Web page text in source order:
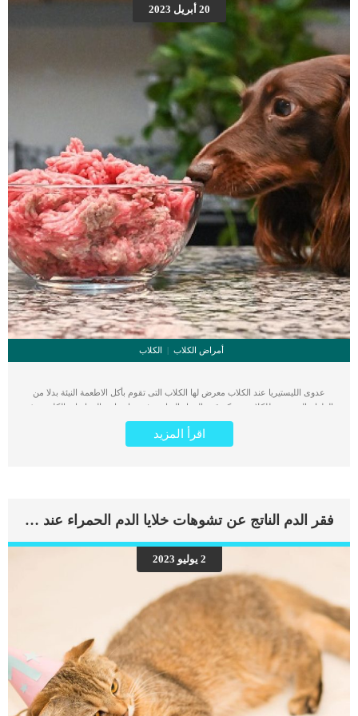
اختلالات تنتقل وراثيًا في الجهاز المناعي تُضعف قدرة الكلب الطبيعية على محاربة العدوى
اعراض ضعف الجهاز المناعى الوراثى عند الكلاب حُمىفقدان الشهية. اقرأ ايضا: أسباب
وعلاج فقدان الشهية في الكلابتضخم العقد الليمفاويةعدوى متكررةردود الفعل الشديدة
للعدوىالآفات الجلديةفقدان […]
20 أبريل 2023
أمراض الكلاب الكلاب
عدوى الليستيريا عند الكلاب معرض لها الكلاب التى تقوم بأكل الاطعمة النيئة بدلا من
الطعام المخصص للكلاب. تتحكم قوة الجهاز المناعى فى زيادة احتمالية اصابة الكلب بهذه
العدوى. كما ان جميع الكلاب معرضة للإصابة ببكتيريا الليستيريا ، لكن الجراء الصغيرة
والكلاب الكبيرة هم أكثر عرضة للإصابة بعدوى شديدة بسبب ضعف جهازهم المناعي.
اضف الى معلوماتك ان الليستيريا هي بكتيريا توجد في الماء والتربة وبعض الحيوانات مثل
لك خطوات الطبيب البيطرى اثناء التشخيص وافضل الطرق العلاجية. اعراض عدوى
حمى وجع العضلات خمول تصلب الرقبة عدم التنسيق التهابات الجلد. اقرأ ايضا: العلاج
الطبيعى لعدوى المسالك البولية عند الكلاب تشخيص الطبيب البيطرى لحالة الكلب
سيقوم الطبيب البيطري بإجراء فحص سريع لكلبك ويطرح أسئلة تتعلق بالنظام الغذائي
والتمارين الرياضية والتغيرات في السلوك. اقرأ ايضا: […]
اقرأ المزيد
فقر الدم الناتج عن تشوهات خلايا الدم الحمراء عند القطط
2 يوليو 2023